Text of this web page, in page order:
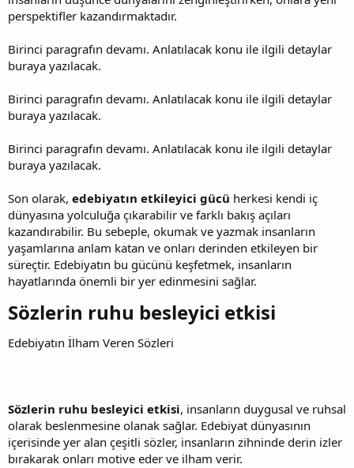
perspektifler kazandırmaktadır.
Birinci paragrafın devamı. Anlatılacak konu ile ilgili detaylar
buraya yazılacak.
Birinci paragrafın devamı. Anlatılacak konu ile ilgili detaylar
buraya yazılacak.
Birinci paragrafın devamı. Anlatılacak konu ile ilgili detaylar
buraya yazılacak.
Son olarak, edebiyatın etkileyici gücü herkesi kendi iç
dünyasına yolculuğa çıkarabilir ve farklı bakış açıları
kazandırabilir. Bu sebeple, okumak ve yazmak insanların
yaşamlarına anlam katan ve onları derinden etkileyen bir
süreçtir. Edebiyatın bu gücünü keşfetmek, insanların
hayatlarında önemli bir yer edinmesini sağlar.
Sözlerin ruhu besleyici etkisi​
Edebiyatın İlham Veren Sözleri
Sözlerin ruhu besleyici etkisi, insanların duygusal ve ruhsal
olarak beslenmesine olanak sağlar. Edebiyat dünyasının
içerisinde yer alan çeşitli sözler, insanların zihninde derin izler
bırakarak onları motive eder ve ilham verir.